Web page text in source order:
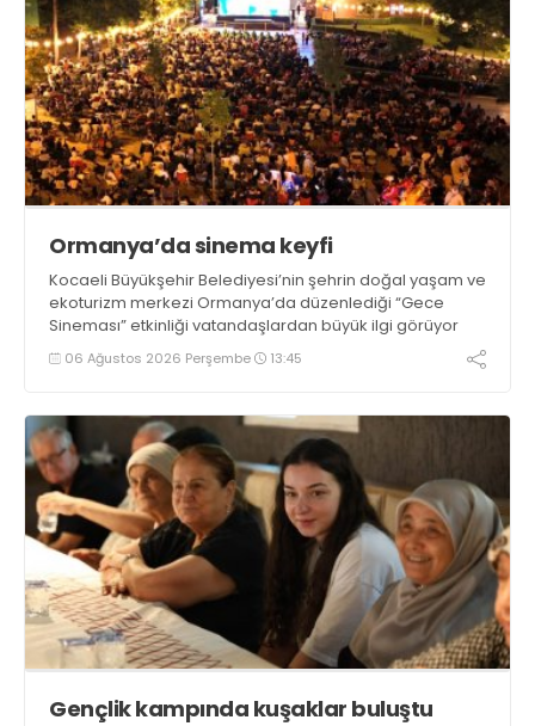
Ormanya’da sinema keyfi
Kocaeli Büyükşehir Belediyesi’nin şehrin doğal yaşam ve
ekoturizm merkezi Ormanya’da düzenlediği “Gece
Sineması” etkinliği vatandaşlardan büyük ilgi görüyor
06 Ağustos 2026 Perşembe 13:45
Gençlik kampında kuşaklar buluştu